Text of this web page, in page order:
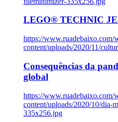
LEGO® TECHNIC
https://www.ruadebaixo.com/
content/uploads/2020/11/
Consequências da
global
https://www.ruadebaixo.com/
content/uploads/2020/10/dia-
335x256.jpg